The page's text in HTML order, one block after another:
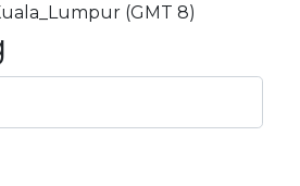
(GMT 8)